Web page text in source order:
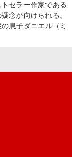
セラー作家である
念が向けられる。
息子ダニエル（ミ